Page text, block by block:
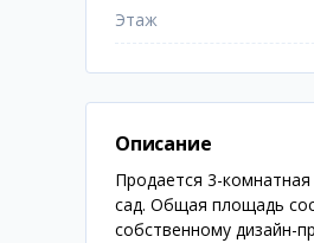
Этаж
Описание
Продается 3-
сад. Общая площадь
собственному дизайн-